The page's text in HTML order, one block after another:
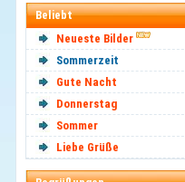
Beliebt
Neueste Bilder
Sommerzeit
Gute Nacht
Donnerstag
Sommer
Liebe Grüße